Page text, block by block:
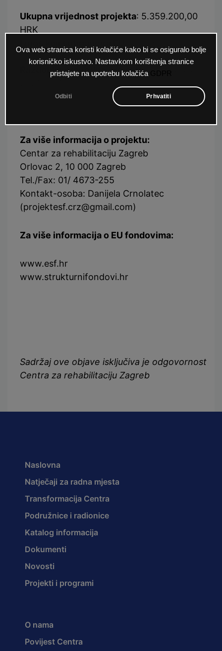
Ova web stranica koristi kolačiće kako bi se osiguralo bolje
korisničko iskustvo. Nastavkom korištenja stranice
pristajete na upotrebu kolačića
Odbiti Prhvatiti
Ukupna vrijednost projekta: 5.359.200,00
HRK
(100%)
Razdoblje provedbe projekta: 18. listopada
Za više informacija o projektu:
Centar za rehabilitaciju Zagreb
Orlovac 2, 10 000 Zagreb
Tel./Fax: 01/ 4673-255
Kontakt-osoba: Danijela Crnolatec
(projektesf.crz@gmail.com)
Za više informacija o EU fondovima:
www.esf.hr
www.strukturnifondovi.hr
Sadržaj ove objave isključiva je odgovornost
Centra za rehabilitaciju Zagreb
Naslovna
Natječaji za radna mjesta
Transformacija Centra
Podružnice i radionice
Katalog informacija
Dokumenti
Novosti
Projekti i programi
O nama
Povijest Centra